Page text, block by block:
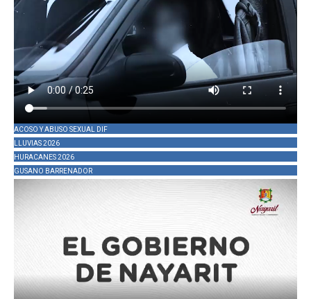
ACOSO Y ABUSO SEXUAL DIF
LLUVIAS 2026
HURACANES 2026
GUSANO BARRENADOR